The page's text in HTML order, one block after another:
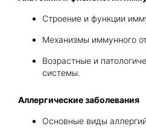
Строение и функции
Механизмы иммунного
Возрастные и
системы.
Аллергические заболевания
Основные виды